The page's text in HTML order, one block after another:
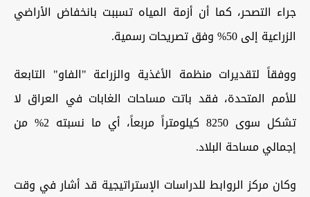
جراء التصحر، كما أن أزمة المياه تسببت بانخفاض الأراضي
الزراعية إلى 50% وفق تصريحات رسمية.
ووفقاً لتقديرات منظمة الأغذية والزراعة "الفاو" التابعة
للأمم المتحدة، فقد باتت مساحات الغابات في العراق لا
تشكل سوى 8250 كيلومتراً مربعاً، أي ما نسبته 2% من
إجمالي مساحة البلاد.
وكان مركز الروابط للدراسات الإستراتيجية قد أشار في وقت